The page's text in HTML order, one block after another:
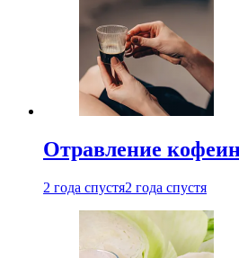
Отравление
2 года спустя2 года спустя